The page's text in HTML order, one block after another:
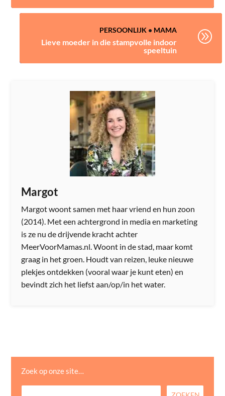
PERSOONLIJK• MAMA
Lieve moeder in die stampvolle indoor
speeltuin
A
Margot
Margot woont samen met haar vriend en hun zoon
(2014). Met een achtergrond in media en marketing
is ze nu de drijvende kracht achter
MeerVoorMamas.nl. Woont in de stad, maar komt
graag in het groen. Houdt van reizen, leuke nieuwe
plekjes ontdekken (vooral waar je kunt eten) en
bevindt zich het liefst aan/op/in het water.
Zoek op onze site…